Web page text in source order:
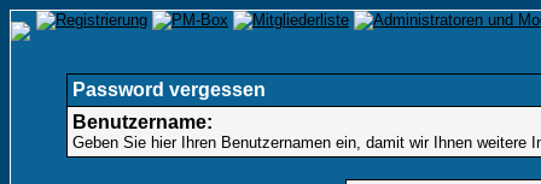
Password vergessen
Benutzername:
Geben Sie hier Ihren Benutzernamen ein, damit wir Ihnen weitere